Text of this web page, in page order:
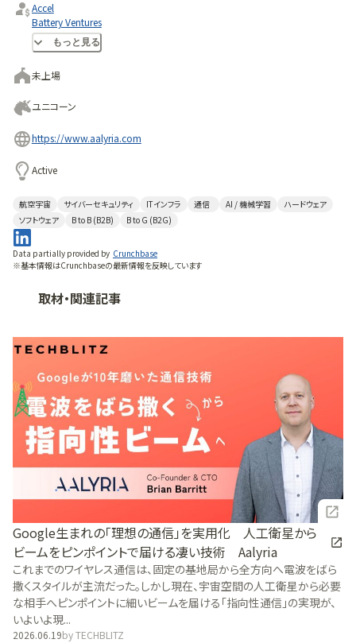
Accel
Battery Ventures
J2 Ventures
もっと見る
未上場
ユニコーン
https://www.aalyria.com
Active
航空宇宙 サイバーセキュリティ ITインフラ 通信 AI / 機械学習
ハードウェア
ソフトウェア
B to B (B2B) B to G (B2G)
Data partially provided by Crunchbase
※基本情報はCrunchbaseの最新情報を反映しています
取材・関連記事
Google生まれの「理想の通信」を実用化 人工衛星から
ビームをピンポイントで届ける凄い技術 Aalyria
これまでのワイヤレス通信は、固定の基地局から全方向へ電波をばら
撒くスタイルが主流だった。しかし現在、宇宙空間の人工衛星から必要
な相手へピンポイントに細いビームを届ける「指向性通信」の実現が、
いよいよ現...
2026.06.19byTECHBLITZ